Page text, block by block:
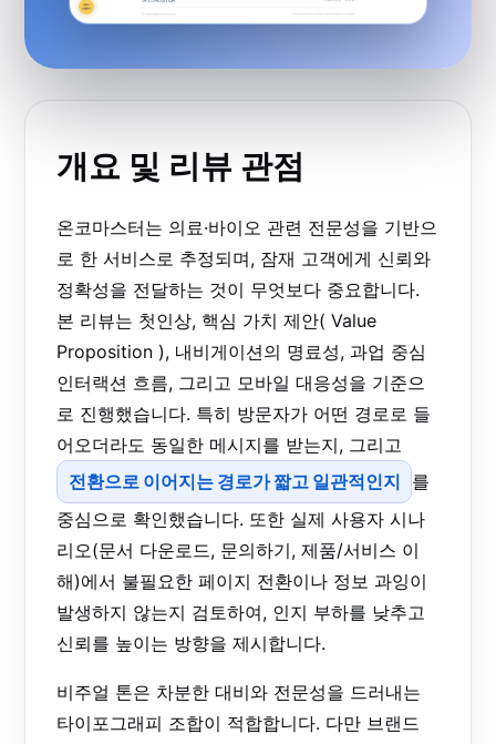
개요 및 리뷰 관점
온코마스터는 의료·바이오 관련 전문성을 기반으
로 한 서비스로 추정되며, 잠재 고객에게 신뢰와
정확성을 전달하는 것이 무엇보다 중요합니다.
본 리뷰는 첫인상, 핵심 가치 제안( Value
Proposition ), 내비게이션의 명료성, 과업 중심
인터랙션 흐름, 그리고 모바일 대응성을 기준으
로 진행했습니다. 특히 방문자가 어떤 경로로 들
어오더라도 동일한 메시지를 받는지, 그리고
전환으로 이어지는 경로가 짧고 일관적인지
를
중심으로 확인했습니다. 또한 실제 사용자 시나
리오(문서 다운로드, 문의하기, 제품/서비스 이
해)에서 불필요한 페이지 전환이나 정보 과잉이
발생하지 않는지 검토하여, 인지 부하를 낮추고
신뢰를 높이는 방향을 제시합니다.
비주얼 톤은 차분한 대비와 전문성을 드러내는
타이포그래피 조합이 적합합니다. 다만 브랜드